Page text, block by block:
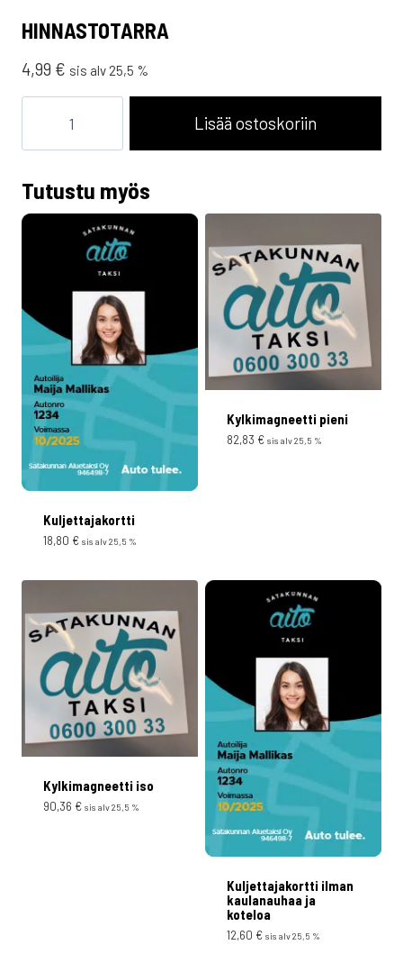
HINNASTOTARRA
4,99 € sis alv 25,5 %
Hinnastotarra
Lisää ostoskoriin
Tutustu myös
Kuljettajakortti
18,80 € sis alv 25,5 %
Kylkimagneetti pieni
82,83 € sis alv 25,5 %
Kylkimagneetti iso
90,36 € sis alv 25,5 %
Kuljettajakortti ilman
kaulanauhaa ja
koteloa
12,60 € sis alv 25,5 %